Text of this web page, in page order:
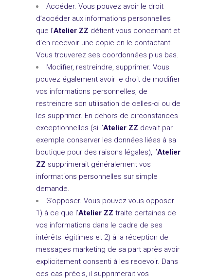
Accéder. Vous pouvez avoir le droit
d’accéder aux informations personnelles
que l’Atelier ZZ détient vous concernant et
d’en recevoir une copie en le contactant.
Vous trouverez ses coordonnées plus bas.
Modifier, restreindre, supprimer. Vous
pouvez également avoir le droit de modifier
vos informations personnelles, de
restreindre son utilisation de celles-ci ou de
les supprimer. En dehors de circonstances
exceptionnelles (si l’Atelier ZZ devait par
exemple conserver les données liées à sa
boutique pour des raisons légales), l’Atelier
ZZ supprimerait généralement vos
informations personnelles sur simple
demande.
S’opposer. Vous pouvez vous opposer
1) à ce que l’Atelier ZZ traite certaines de
vos informations dans le cadre de ses
intérêts légitimes et 2) à la réception de
messages marketing de sa part après avoir
explicitement consenti à les recevoir. Dans
ces cas précis, il supprimerait vos